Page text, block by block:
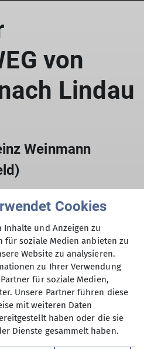
von
Lindau
Weinmann
erleben
Jakobsweges nach
Jakobsweg.
wurde nach
rekonstruiert. Er
Schäftlarn, über
Schlucht zum
Cookies
Inhalte und Anzeigen zu
für soziale Medien anbieten zu
Website zu analysieren.
zu Ihrer Verwendung
für soziale Medien,
Unsere Partner führen diese
mit weiteren Daten
haben oder die sie
Dienste gesammelt haben.